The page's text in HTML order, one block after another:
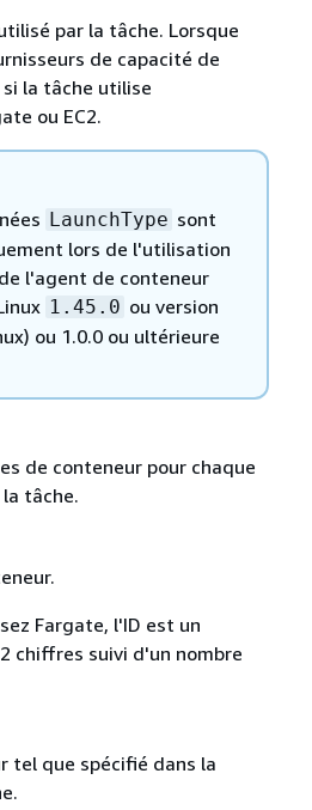
par la tâche. Lorsque
de capacité de
la tâche utilise
ou EC2.
LaunchType sont
lors de l'utilisation
l'agent de conteneur
1.45.0 ou version
ou 1.0.0 ou ultérieure
de conteneur pour chaque
tâche.
Fargate, l'ID est un
chiffres suivi d'un nombre
tel que spécifié dans la